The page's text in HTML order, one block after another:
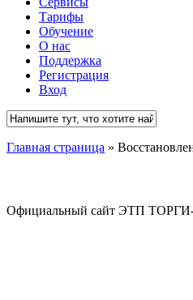
Тарифы
Обучение
О нас
Поддержка
Регистрация
Вход
Search
Главная страница »
Официальный сайт ЭТП